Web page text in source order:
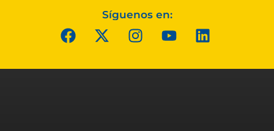
Síguenos en: